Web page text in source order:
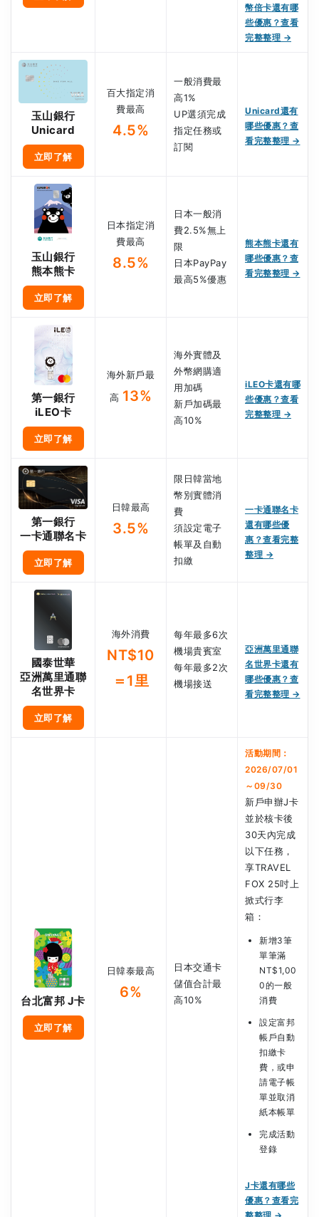
幣倍卡還有哪
些優惠？查看
完整整理 →
玉山銀行
Unicard
立即了解
百大指定消
費最高
4.5%
一般消費最
高1%
UP選須完成
指定任務或
訂閱
Unicard還有
哪些優惠？查
看完整整理 →
玉山銀行
熊本熊卡
立即了解
日本指定消
費最高
8.5%
日本一般消
費2.5%無上
限
日本PayPay
最高5%優惠
熊本熊卡還有
哪些優惠？查
看完整整理 →
第一銀行
iLEO卡
立即了解
海外新戶最
高 13%
海外實體及
外幣網購適
用加碼
新戶加碼最
高10%
iLEO卡還有哪
些優惠？查看
完整整理 →
第一銀行
一卡通聯名卡
立即了解
日韓最高
3.5%
限日韓當地
幣別實體消
費
須設定電子
帳單及自動
扣繳
一卡通聯名卡
還有哪些優
惠？查看完整
整理 →
國泰世華
亞洲萬里通聯
名世界卡
立即了解
海外消費
NT$10
＝1里
每年最多6次
機場貴賓室
每年最多2次
機場接送
亞洲萬里通聯
名世界卡還有
哪些優惠？查
看完整整理 →
台北富邦 J卡
立即了解
日韓泰最高
6%
日本交通卡
儲值合計最
高10%
活動期間：
2026/07/01
～09/30
新戶申辦J卡
並於核卡後
30天內完成
以下任務，
享TRAVEL
FOX 25吋上
掀式行李
箱：
新增3筆
單筆滿
NT$1,00
0的一般
消費
設定富邦
帳戶自動
扣繳卡
費，或申
請電子帳
單並取消
紙本帳單
完成活動
登錄
J卡還有哪些
優惠？查看完